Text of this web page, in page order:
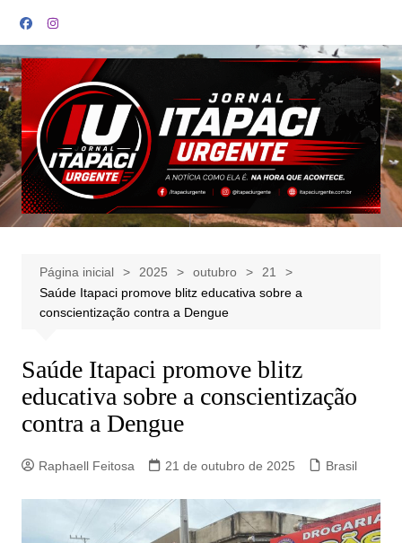
para
o
conteúdo
Página inicial 2025 outubro
21
Saúde Itapaci promove blitz educativa sobre a
conscientização contra a Dengue
Saúde Itapaci promove blitz
educativa sobre a conscientização
contra a Dengue
Raphaell Feitosa 21 de outubro de 2025 Brasil